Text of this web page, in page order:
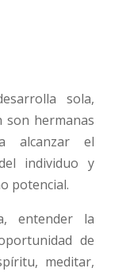
sola,
son hermanas
alcanzar el
individuo y
potencial.
entender la
de
meditar,